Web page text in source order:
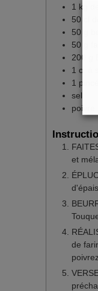
1 kg
50
50
50
200
1 c.
1
sel
poivre
et
de